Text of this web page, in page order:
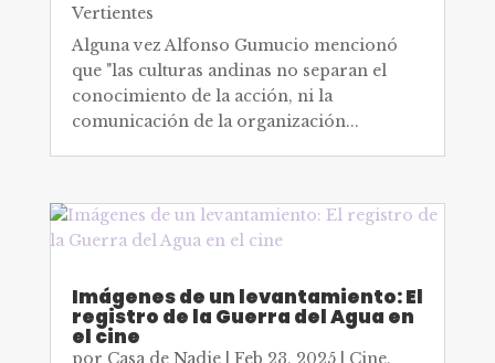
Vertientes
Alguna vez Alfonso Gumucio mencionó
que "las culturas andinas no separan el
conocimiento de la acción, ni la
comunicación de la organización...
Imágenes de un levantamiento: El
registro de la Guerra del Agua en
el cine
por Casa de Nadie| Feb 23, 2025| Cine,